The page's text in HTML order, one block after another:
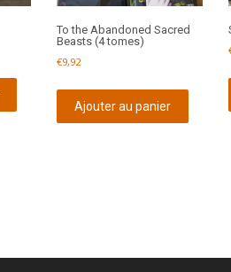
To the Abandoned Sacred
Beasts (4 tomes)
€9,92
Ajouter au panier